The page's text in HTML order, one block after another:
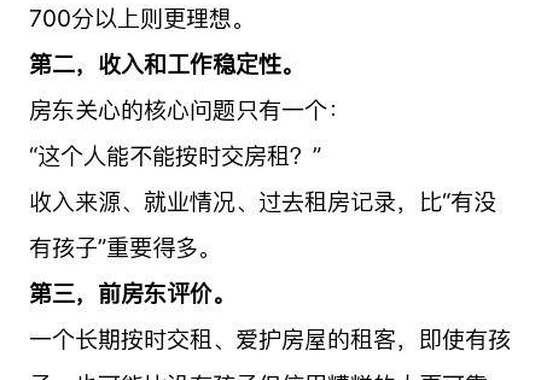
700分以上则更理想。
第二，收入和工作稳定性。
房东关心的核心问题只有一个：
“这个人能不能按时交房租？”
收入来源、就业情况、过去租房记录，比“有没
有孩子”重要得多。
第三，前房东评价。
一个长期按时交租、爱护房屋的租客，即使有孩